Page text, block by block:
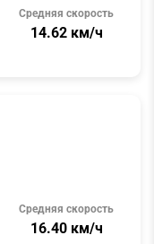
Средняя скорость
14.62 км/ч
Средняя скорость
16.40 км/ч